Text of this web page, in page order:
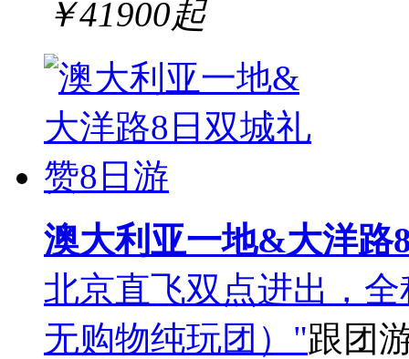
￥41900起
澳大利亚一地&大洋路
北京直飞双点进出，
无购物纯玩团）"跟团